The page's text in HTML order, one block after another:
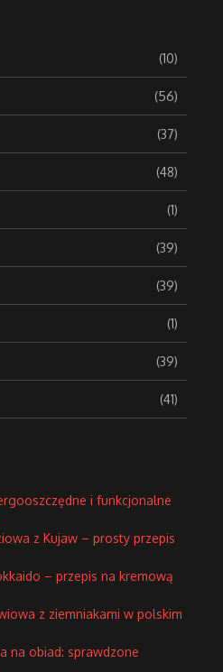
(10)
(56)
(37)
(48)
(1)
(39)
(39)
(1)
(39)
(41)
i funkcjonalne
z Kujaw – prosty przepis
– przepis na kremową
z ziemniakami w polskim
na obiad: sprawdzone